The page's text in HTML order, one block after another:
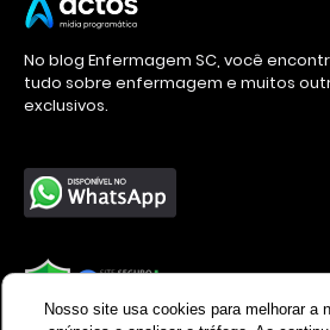
No blog Enfermagem SC, você
tudo sobre enfermagem e muitos
exclusivos.
Nosso site usa cookies para melhorar a